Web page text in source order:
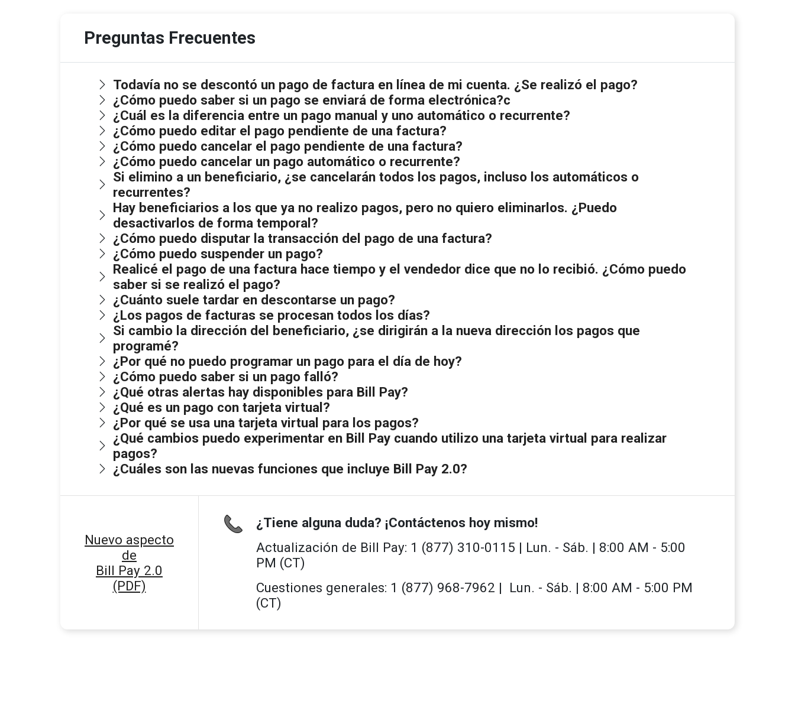
Preguntas Frecuentes
Todavía no se descontó un pago de factura en línea de mi cuenta. ¿Se realizó el pago?
¿Cómo puedo saber si un pago se enviará de forma electrónica?c
¿Cuál es la diferencia entre un pago manual y uno automático o recurrente?
¿Cómo puedo editar el pago pendiente de una factura?
¿Cómo puedo cancelar el pago pendiente de una factura?
¿Cómo puedo cancelar un pago automático o recurrente?
Si elimino a un beneficiario, ¿se cancelarán todos los pagos, incluso los automáticos o
recurrentes?
Hay beneficiarios a los que ya no realizo pagos, pero no quiero eliminarlos. ¿Puedo
desactivarlos de forma temporal?
¿Cómo puedo disputar la transacción del pago de una factura?
¿Cómo puedo suspender un pago?
Realicé el pago de una factura hace tiempo y el vendedor dice que no lo recibió. ¿Cómo puedo
saber si se realizó el pago?
¿Cuánto suele tardar en descontarse un pago?
¿Los pagos de facturas se procesan todos los días?
Si cambio la dirección del beneficiario, ¿se dirigirán a la nueva dirección los pagos que
programé?
¿Por qué no puedo programar un pago para el día de hoy?
¿Cómo puedo saber si un pago falló?
¿Qué otras alertas hay disponibles para Bill Pay?
¿Qué es un pago con tarjeta virtual?
¿Por qué se usa una tarjeta virtual para los pagos?
¿Qué cambios puedo experimentar en Bill Pay cuando utilizo una tarjeta virtual para realizar
pagos?
¿Cuáles son las nuevas funciones que incluye Bill Pay 2.0?
Nuevo aspecto
de
Bill Pay 2.0
(PDF)
¿Tiene alguna duda? ¡Contáctenos hoy mismo!
Actualización de Bill Pay: 1 (877) 310-0115 | Lun. - Sáb. | 8:00 AM - 5:00
PM (CT)
Cuestiones generales: 1 (877) 968-7962 | Lun. - Sáb. | 8:00 AM - 5:00 PM
(CT)